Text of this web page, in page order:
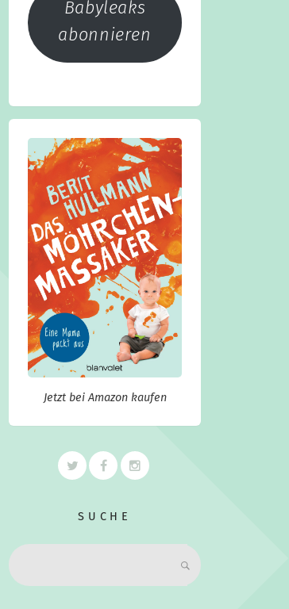
Babyleaks
abonnieren
Jetzt bei Amazon kaufen
SUCHE
Search: